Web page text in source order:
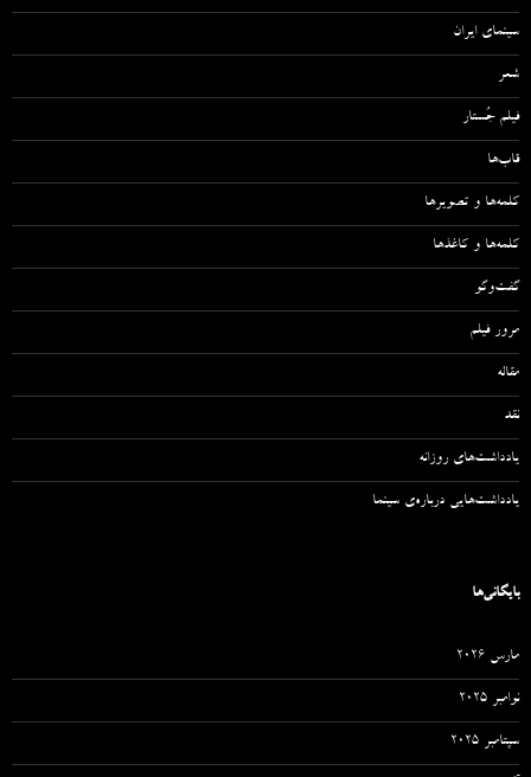
سینمای ایران
شعر
فیلم جُستار
قاب‌ها
کلمه‌ها و تصویرها
کلمه‌ها و کاغذها
گفت‌وگو
مرور فیلم
مقاله‌
نقد
یادداشت‌های روزانه
یادداشت‌هایی درباره‌ی سینما
بایگانی‌ها
مارس 2026
نوامبر 2025
سپتامبر 2025